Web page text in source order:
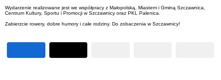
Wydarzenie realizowane jest we współpracy z Małopolską, Miastem i Gminą Szczawnica,
Centrum Kultury, Sportu i Promocji w Szczawnicy oraz PKL Palenica.
Zabierzcie rowery, dobre humory i całe rodziny. Do zobaczenia w Szczawnicy!